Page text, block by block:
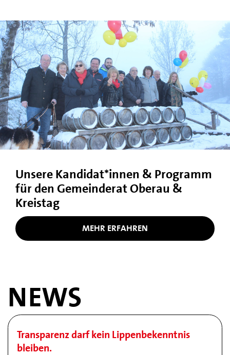
Unsere Kandidat*innen & Programm
für den Gemeinderat Oberau &
Kreistag
MEHR ERFAHREN
NEWS
Transparenz darf kein Lippenbekenntnis
bleiben.